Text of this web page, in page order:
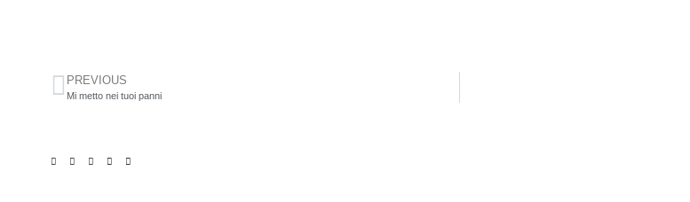
PREVIOUS
Mi metto nei tuoi panni